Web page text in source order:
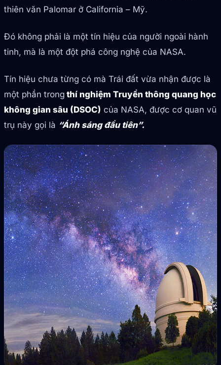
thiên văn Palomar ở California – Mỹ.
Đó không phải là một tín hiệu của người ngoài hành
tinh, mà là một đột phá công nghệ của NASA.
Tín hiệu chưa từng có mà Trái đất vừa nhận được là
một phần trong thí nghiệm Truyền thông quang học
không gian sâu (DSOC) của NASA, được cơ quan vũ
trụ này gọi là “Ánh sáng đầu tiên”.